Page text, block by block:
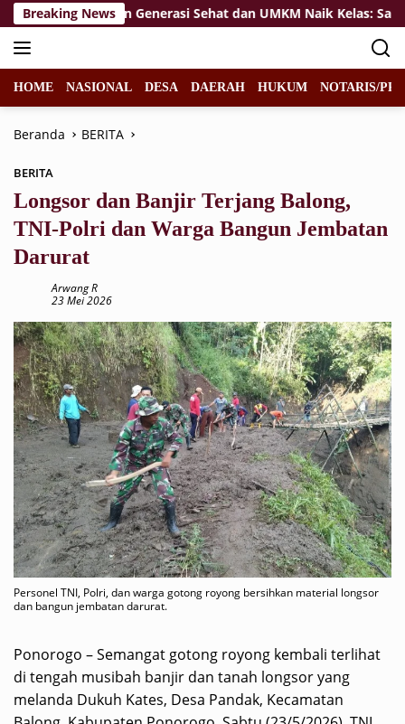
Langsung
ke
konten
Breaking News
Wujudkan Generasi Sehat dan UMKM Naik Kelas: Satgas
HOME NASIONAL DESA DAERAH HUKUM NOTARIS/
Beranda BERITA
BERITA
Longsor dan Banjir Terjang Balong,
TNI-Polri dan Warga Bangun Jembatan
Darurat
Arwang R
23 Mei 2026
Personel TNI, Polri, dan warga gotong royong bersihkan material longsor
dan bangun jembatan darurat.
Ponorogo – Semangat gotong royong kembali terlihat
di tengah musibah banjir dan tanah longsor yang
melanda Dukuh Kates, Desa Pandak, Kecamatan